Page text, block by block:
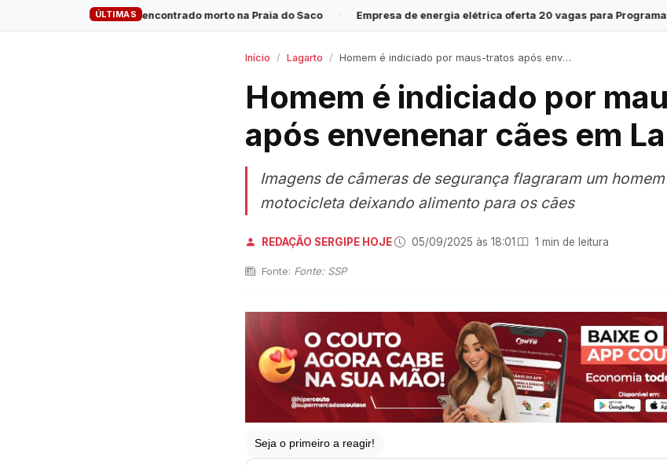
ÚLTIMAS
é encontrado morto na Praia do Saco · Empresa de energia elétrica oferta 20 vagas para Programa Jovem Aprendiz em
Início Lagarto Homem é indiciado por maus-tratos após envenenar cães em Lagarto
Homem é indiciado por
após envenenar cães em
Imagens de câmeras de segurança flagraram um
motocicleta deixando alimento para os cães
REDAÇÃO SERGIPE HOJE· 05/09/2025 às 18:01· 1 min de leitura
Fonte: Fonte: SSP
Seja o primeiro a reagir!